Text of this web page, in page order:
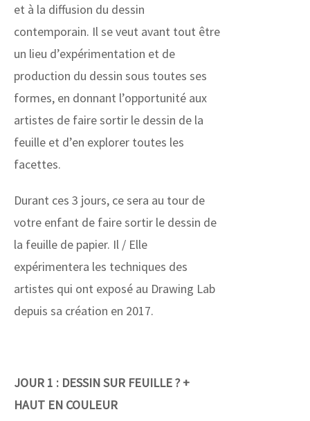
et à la diffusion du dessin
contemporain. Il se veut avant tout être
un lieu d’expérimentation et de
production du dessin sous toutes ses
formes, en donnant l’opportunité aux
artistes de faire sortir le dessin de la
feuille et d’en explorer toutes les
facettes.
Durant ces 3 jours, ce sera au tour de
votre enfant de faire sortir le dessin de
la feuille de papier. Il / Elle
expérimentera les techniques des
artistes qui ont exposé au Drawing Lab
depuis sa création en 2017.
JOUR 1 : DESSIN SUR FEUILLE ? +
HAUT EN COULEUR